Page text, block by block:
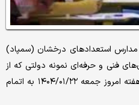
استعدادهای درخشان (سمپاد)
فنی و حرفه‌ای نمونه دولتی که از
روز شنبه آغاز شده بود؛ پس از یک هفته امروز جمعه ۱۴۰۴/۰۱/۲۲ به اتمام